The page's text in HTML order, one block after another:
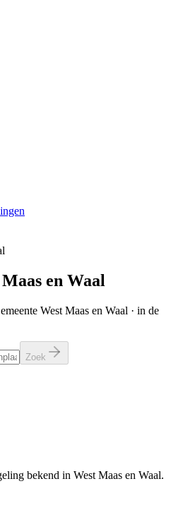
en Waal
West Maas en Waal · in de
Zoek
bekend in West Maas en Waal.